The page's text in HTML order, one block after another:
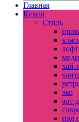
Главная
Кухни
Стиль
лофт
хай-
эко
арт-
под